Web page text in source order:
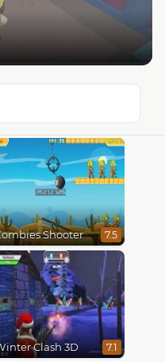
Shooter 7.5
Clash 3D 7.1